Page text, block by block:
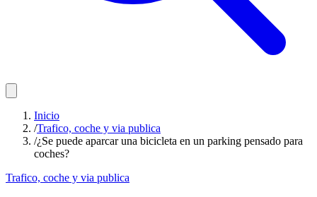
Inicio
/Trafico, coche y via publica
/¿Se puede aparcar una bicicleta en un parking pensado para
coches?
Trafico, coche y via publica